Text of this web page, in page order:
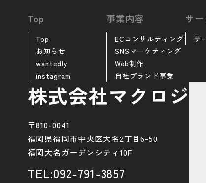
Top
Top
お知らせ
wantedly
instagram
事業内容
ECコンサルティング
SNSマーケティング
Web制作
自社ブランド事業
サ
サ
株式会社マクロジ
〒810-0041
福岡県福岡市中央区大名2丁目6-50
福岡大名ガーデンシティ10F
TEL:092-791-3857